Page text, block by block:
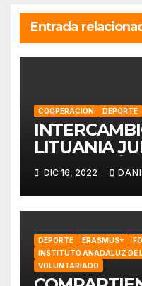
Entrada
COOPERACIÓN DEPORTE
LITUANIA
DIC 16, 2022
DEPORTE ERASMUS+
INSTITUTO ANADALUZ DE
VOLUNTARIADO